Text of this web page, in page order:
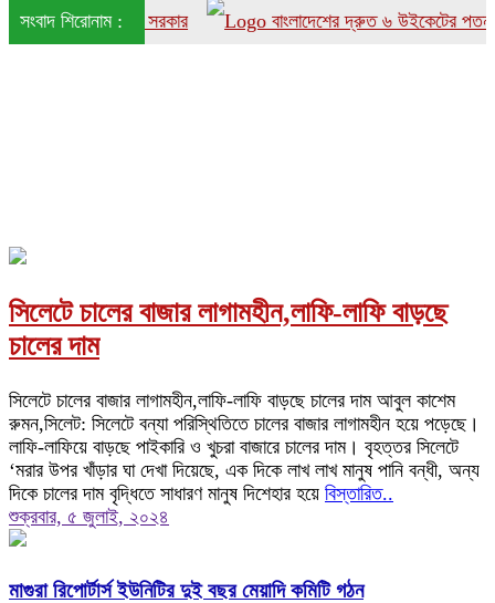
সংবাদ শিরোনাম :
আনতে চায় সরকার বাংলাদেশের দ্রুত ৬ উইকেটের পতন
সিলেটে চালের বাজার লাগামহীন,লাফি-লাফি বাড়ছে
চালের দাম
সিলেটে চালের বাজার লাগামহীন,লাফি-লাফি বাড়ছে চালের দাম আবুল কাশেম
রুমন,সিলেট: সিলেটে বন্যা পরিস্থিতিতে চালের বাজার লাগামহীন হয়ে পড়েছে।
লাফি-লাফিয়ে বাড়ছে পাইকারি ও খুচরা বাজারে চালের দাম। বৃহত্তর সিলেটে
‘মরার উপর খাঁড়ার ঘা দেখা দিয়েছে, এক দিকে লাখ লাখ মানুষ পানি বন্ধী, অন্য
দিকে চালের দাম বৃদ্ধিতে সাধারণ মানুষ দিশেহার হয়ে বিস্তারিত..
শুক্রবার, ৫ জুলাই, ২০২৪
মাগুরা রিপোর্টার্স ইউনিটির দুই বছর মেয়াদি কমিটি গঠন